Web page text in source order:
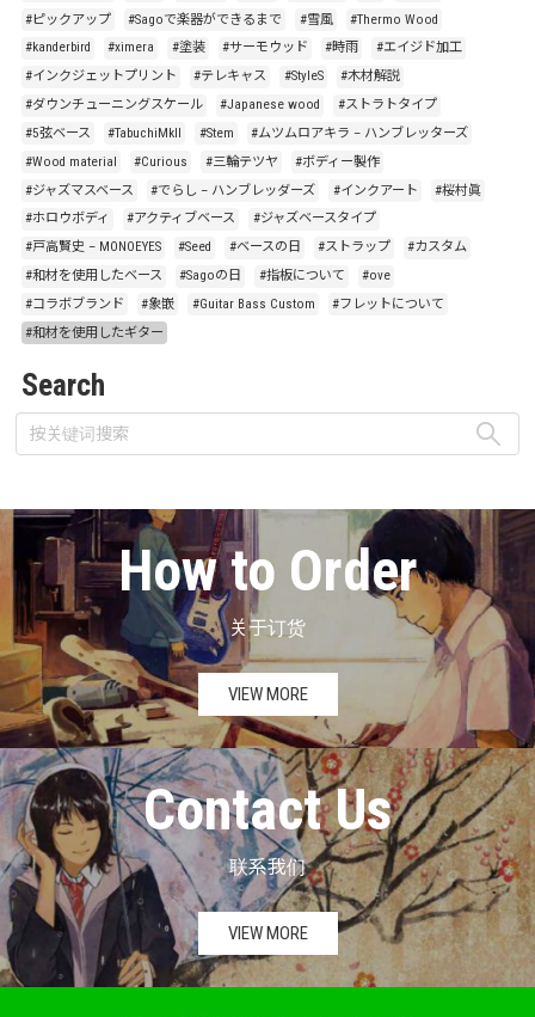
#ピックアップ
#Sagoで楽器ができるまで #雪風
#Thermo Wood
#kanderbird
#ximera #塗装 #サーモウッド #時雨
#エイジド加工
#インクジェットプリント
#テレキャス #StyleS
#木材解説
#ダウンチューニングスケール
#Japanese wood
#ストラトタイプ
#5弦ベース
#TabuchiMkII #Stem
#ムツムロアキラ – ハンブレッターズ
#Wood material
#Curious #三輪テツヤ
#ボディー製作
#ジャズマスベース
#でらし – ハンブレッダーズ #インクアート
#桜村眞
#ホロウボディ
#アクティブベース
#ジャズベースタイプ
#戸高賢史 – MONOEYES
#Seed #ベースの日 #ストラップ
#カスタム
#和材を使用したベース
#Sagoの日 #指板について
#ove
#コラボブランド
#象嵌 #Guitar Bass Custom
#フレットについて
#和材を使用したギター
Search
How to Order
关于订货
VIEW MORE
Contact Us
联系我们
VIEW MORE